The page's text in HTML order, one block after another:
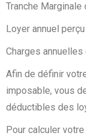
Tranche Marginale
Loyer annuel
Charges
Afin de définir
imposable, vous
déductibles des
Pour calculer